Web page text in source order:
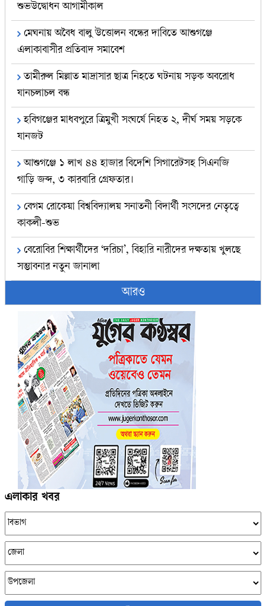
শুভউদ্বোধন আগামীকাল
মেঘনায় অবৈধ বালু উত্তোলন বন্ধের দাবিতে আশুগঞ্জে
এলাকাবাসীর প্রতিবাদ সমাবেশ
তামীরুল মিল্লাত মাদ্রাসার ছাত্র নিহতে ঘটনায় সড়ক অবরোধ
যানচলাচল বন্ধ
হবিগঞ্জের মাধবপুরে ত্রিমুখী সংঘর্ষে নিহত ২, দীর্ঘ সময় সড়কে
যানজট
আশুগঞ্জে ১ লাখ ৪৪ হাজার বিদেশি সিগারেটসহ সিএনজি
গাড়ি জব্দ, ৩ কারবারি গ্রেফতার।
বেগম রোকেয়া বিশ্ববিদ্যালয় সনাতনী বিদার্থী সংসদের নেতৃত্বে
কাকলী-শুভ
বেরোবির শিক্ষার্থীদের ‘দরিচা’, বিহারি নারীদের দক্ষতায় খুলছে
সম্ভাবনার নতুন জানালা
আরও
এলাকার খবর